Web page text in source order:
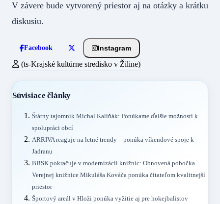
V závere bude vytvorený priestor aj na otázky a krátku
diskusiu.
Facebook Instagram
(ts-Krajské kultúrne stredisko v Žiline)
Súvisiace články
Štátny tajomník Michal Kaliňák: Ponúkame ďalšie možnosti k
spolupráci obcí
ARRIVA reaguje na letné trendy – ponúka víkendové spoje k
Jadranu
BBSK pokračuje v modernizácii knižníc: Obnovená pobočka
Verejnej knižnice Mikuláša Kováča ponúka čitateľom kvalitnejší
priestor
Športový areál v Hloži ponúka vyžitie aj pre hokejbalistov